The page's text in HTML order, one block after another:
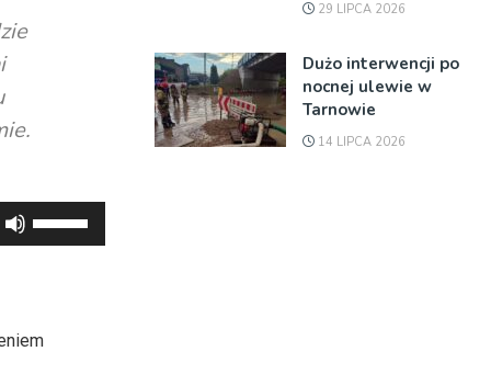
strzałek
29 LIPCA 2026
Dużo interwencji po
nocnej ulewie w
Tarnowie
14 LIPCA 2026